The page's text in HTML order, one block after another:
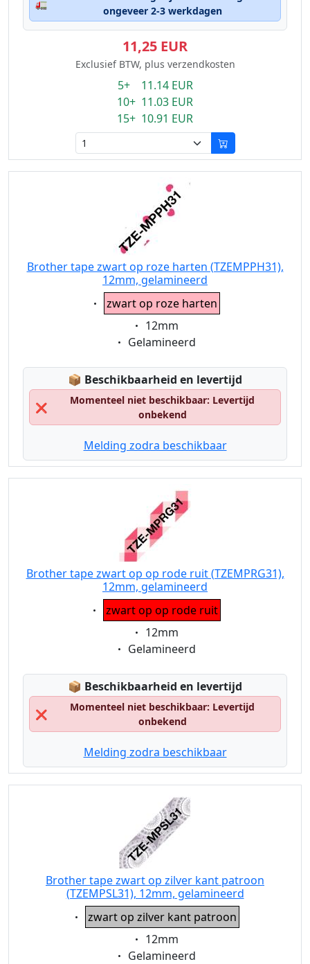
🚛
ongeveer 2-3 werkdagen
11,25 EUR
Exclusief BTW, plus verzendkosten
5+ 11.14 EUR
10+ 11.03 EUR
15+ 10.91 EUR
Brother tape zwart op roze harten (TZEMPPH31),
12mm, gelamineerd
Eigenschaft:
zwart op roze harten
Eigenschaft:
12mm
Eigenschaft:
Gelamineerd
📦 Lagerstatus:
Beschikbaarheid en levertijd
❌
Momenteel niet beschikbaar: Levertijd
onbekend
Melding zodra beschikbaar
Brother tape zwart op op rode ruit (TZEMPRG31),
12mm, gelamineerd
Eigenschaft:
zwart op op rode ruit
Eigenschaft:
12mm
Eigenschaft:
Gelamineerd
📦 Lagerstatus:
Beschikbaarheid en levertijd
❌
Momenteel niet beschikbaar: Levertijd
onbekend
Melding zodra beschikbaar
Brother tape zwart op zilver kant patroon
(TZEMPSL31), 12mm, gelamineerd
Eigenschaft:
zwart op zilver kant patroon
Eigenschaft:
12mm
Eigenschaft:
Gelamineerd